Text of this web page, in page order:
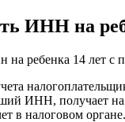
ИНН на
ИНН, получает на
в налоговом органе.